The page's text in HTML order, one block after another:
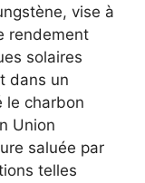
vise à
rendement
solaires
dans un
le charbon
Union
saluée par
telles